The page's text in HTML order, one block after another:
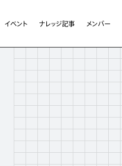
イベント ナレッジ記事 メンバー